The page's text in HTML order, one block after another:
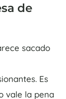
de
sacado
Es
vale la pena